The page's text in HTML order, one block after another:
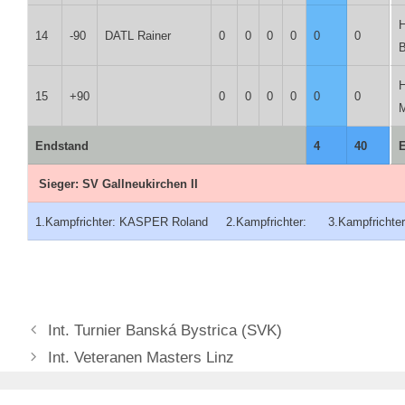
14 -90 DATL Rainer 0 0 0 0 0 0
15 +90 0 0 0 0 0 0
Endstand 4 40
Sieger: SV Gallneukirchen II
1.Kampfrichter: KASPER Roland 2.Kampfrichter:
Int. Turnier Banská Bystrica (SVK)
Int. Veteranen Masters Linz